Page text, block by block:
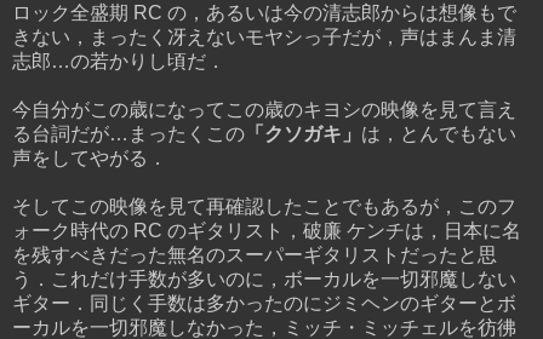
ロック全盛期 RC の，あるいは今の清志郎からは想像もで
きない，まったく冴えないモヤシっ子だが，声はまんま清
志郎…の若かりし頃だ．
今自分がこの歳になってこの歳のキヨシの映像を見て言え
る台詞だが…まったくこの 「クソガキ」 は，とんでもない
声をしてやがる．
そしてこの映像を見て再確認したことでもあるが，このフ
ォーク時代の RC のギタリスト，破廉 ケンチは，日本に名
を残すべきだった無名のスーパーギタリストだったと思
う．これだけ手数が多いのに，ボーカルを一切邪魔しない
ギター．同じく手数は多かったのにジミヘンのギターとボ
ーカルを一切邪魔しなかった，ミッチ・ミッチェルを彷彿